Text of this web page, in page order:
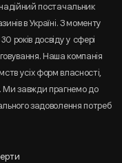
постачальник
в Україні. З моменту
років досвіду у сфері
Наша компанія
усіх форм власності,
Ми завжди прагнемо до
задоволення потреб